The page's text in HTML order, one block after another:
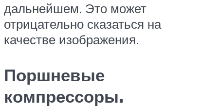
дальнейшем. Это может
отрицательно сказаться на
качестве изображения.
Поршневые
компрессоры.